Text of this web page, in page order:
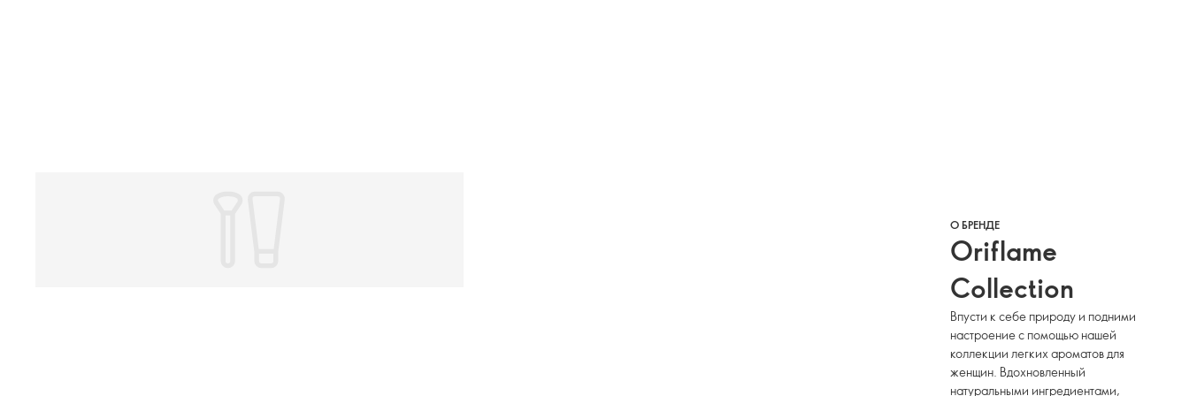
О БРЕНДЕ
Oriflame
Collection
Впусти к себе природу и подними
настроение с помощью нашей
коллекции легких ароматов для
женщин. Вдохновленный
натуральными ингредиентами,